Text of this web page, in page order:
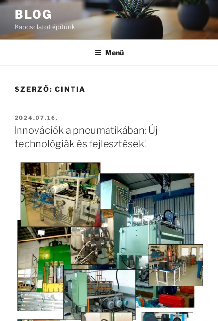
Tartalomhoz
BLOG
Kapcsolatot építünk
Menü
SZERZŐ: CINTIA
BEKÜLDVE:
2024.07.16.
Innovációk a pneumatikában: Új
technológiák és fejlesztések!